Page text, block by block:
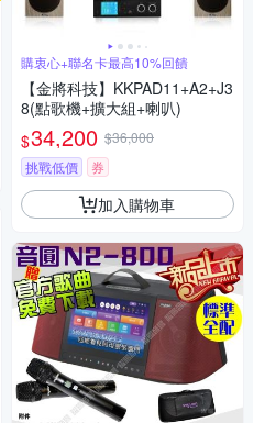
購衷心+聯名卡最高10%回饋
【金將科技】KKPAD11+A2+J3
8(點歌機+擴大組+喇叭)
$34,200 $36,000
挑戰低價
券
加入購物車